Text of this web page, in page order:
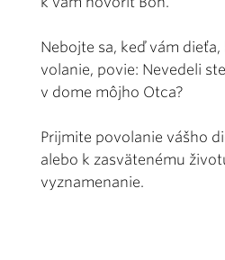
Nebojte sa, keď vám
volanie, povie: Nevedeli
v dome môjho Otca?
Prijmite povolanie vášho
alebo k zasvätenému
vyznamenanie.